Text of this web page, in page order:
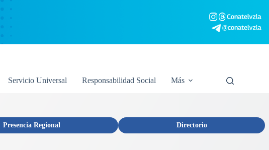
Servicio Universal Responsabilidad Social Más
Presencia Regional Directorio